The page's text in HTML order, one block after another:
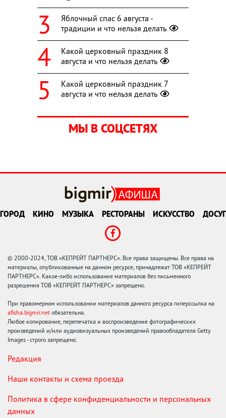
Яблочный спас 6 августа -
традиции и что нельзя делать
Какой церковный праздник 8
августа и что нельзя делать
Какой церковный праздник 7
августа и что нельзя делать
МЫ В СОЦСЕТЯХ
ГОРОД КИНО МУЗЫКА РЕСТОРАНЫ ИСКУССТВО ДОСУГ
© 2000-2024, ТОВ «КЕПРЕЙТ ПАРТНЕРС». Все права защищены. Все права на
материалы, опубликованные на данном ресурсе, принадлежат ТОВ «КЕПРЕЙТ
ПАРТНЕРС». Какое-либо использование материалов без письменного
разрешения ТОВ «КЕПРЕЙТ ПАРТНЕРС» запрещено.
При правомерном использовании материалов данного ресурса гиперссылка на
afisha.bigmir.net обязательна.
Любое копирование, перепечатка и воспроизведение фотографических
произведений и/или аудиовизуальных произведений правообладателя Getty
Images - строго запрещено.
Редакция
Наши контакты и схема проезда
Политика в сфере конфиденциальности и персональных
данных